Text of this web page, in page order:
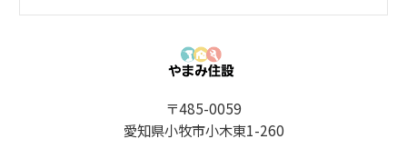
〒485-0059
愛知県小牧市小木東1-260